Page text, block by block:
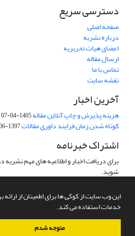
این وب سایت از کوکی ها برای اطمینان از ارائه
خدمات استفاده می کند.
متوجه شدم
دسترسی سریع
صفحه اصلی
درباره نشریه
اعضای هیات تحریریه
ارسال مقاله
تماس با ما
نقشه سایت
آخرین اخبار
هزینه پذیرش و چاپ آنلاین مقاله1405-04-07
کوتاه شدن زمان فرایند داوری مقالات1397-06-05
اشتراک خبرنامه
برای دریافت اخبار و اطلاعیه های مهم
شوید.